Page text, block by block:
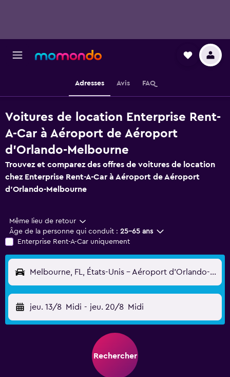
Adresses Avis FAQ
Voitures de location Enterprise Rent-
A-Car à Aéroport de Aéroport
d'Orlando-Melbourne
Trouvez et comparez des offres de voitures de location
chez Enterprise Rent-A-Car à Aéroport de Aéroport
d'Orlando-Melbourne
Même lieu de retour
Âge de la personne qui conduit : 25-65 ans
Enterprise Rent-A-Car uniquement
Melbourne, FL, États-Unis - Aéroport d'Orlando-Melbourne (MLB)
jeu. 13/8 Midi - jeu. 20/8 Midi
Rechercher